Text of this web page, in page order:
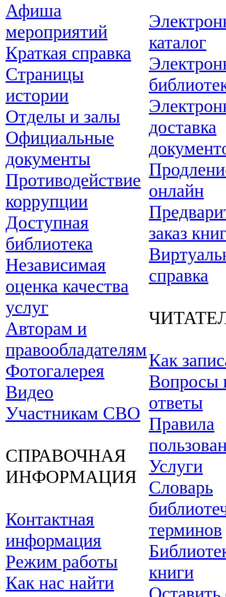
Афиша
мероприятий
Краткая справка
Страницы
истории
Отделы и залы
Официальные
документы
Противодействие
коррупции
Доступная
библиотека
Независимая
оценка качества
услуг
Авторам и
правообладателям
Фотогалерея
Видео
Участникам СВО
СПРАВОЧНАЯ
ИНФОРМАЦИЯ
Контактная
информация
Режим работы
Как нас найти
каталог
доставка
онлайн
заказ
справка
Как
Вопросы
ответы
Правила
Услуги
Словарь
терминов
книги